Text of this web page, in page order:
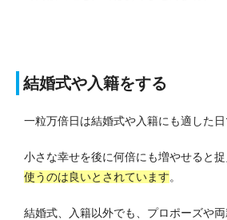
結婚式や入籍をする
一粒万倍日は結婚式や入籍にも適した日
小さな幸せを後に何倍にも増やせると捉
使うのは良いとされています。
結婚式、入籍以外でも、プロポーズや